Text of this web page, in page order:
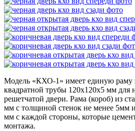
Модель «КХО-1» имеет единую раму
квадратной трубы 120х120х5 мм для
решетчатой двери. Рама (короб) из
мм с толщиной стенок не менее 5мм
мм с каждой стороны, которые
монтажа.